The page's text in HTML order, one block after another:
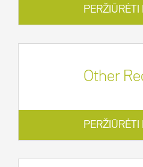
PERŽIŪRĖTI
Other
PERŽIŪRĖTI